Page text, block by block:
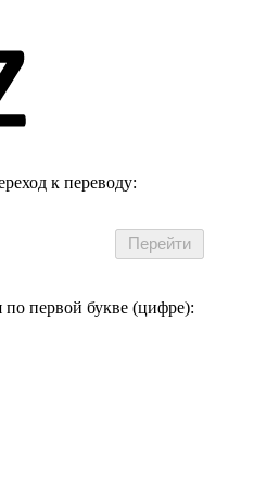
к переводу:
первой букве (цифре):